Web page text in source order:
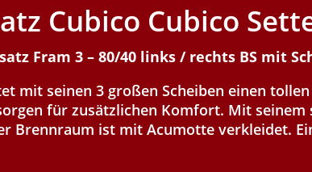
Cubico Cubico
Fram 3 – 80/40 links / rechts BS mit
mit seinen 3 großen Scheiben einen
für zusätzlichen Komfort. Mit
Brennraum ist mit Acumotte verkleidet.